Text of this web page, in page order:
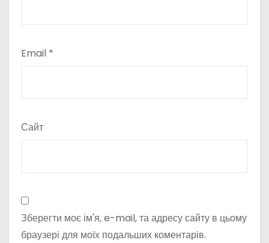
Email *
Сайт
Зберегти моє ім'я, e-mail, та адресу сайту в цьому
браузері для моїх подальших коментарів.